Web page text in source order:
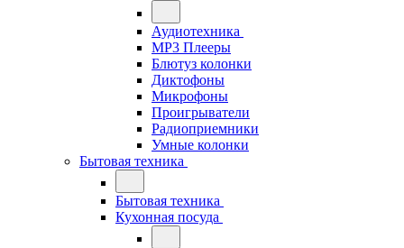
Аудиотехника
MP3 Плееры
Блютуз колонки
Диктофоны
Микрофоны
Проигрыватели
Радиоприемники
Умные колонки
Бытовая техника
Бытовая техника
Кухонная посуда